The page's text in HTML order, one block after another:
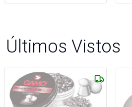
Últimos Vistos